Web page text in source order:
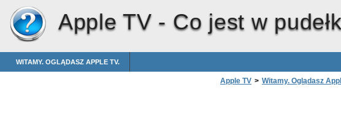
Apple TV - Co jest w
WITAMY. OGLĄDASZ APPLE TV.
Apple TV > Witamy. Oglądasz